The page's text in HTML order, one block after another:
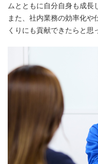
ムとともに自分自身も成長
また、社内業務の効率化
くりにも貢献できたらと思